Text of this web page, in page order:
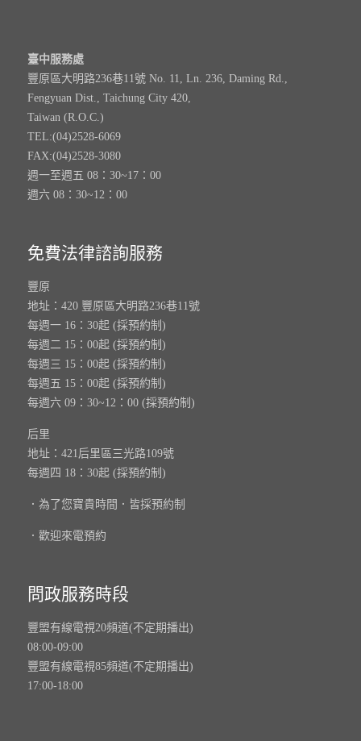
臺中服務處
豐原區大明路236巷11號 No. 11, Ln. 236, Daming Rd.,
Fengyuan Dist., Taichung City 420,
Taiwan (R.O.C.)
TEL:(04)2528-6069
FAX:(04)2528-3080
週一至週五 08：30~17：00
週六 08：30~12：00
免費法律諮詢服務
豐原
地址：420 豐原區大明路236巷11號
每週一 16：30起 (採預約制)
每週二 15：00起 (採預約制)
每週三 15：00起 (採預約制)
每週五 15：00起 (採預約制)
每週六 09：30~12：00 (採預約制)
后里
地址：421后里區三光路109號
每週四 18：30起 (採預約制)
．為了您寶貴時間．皆採預約制
．歡迎來電預約
問政服務時段
豐盟有線電視20頻道(不定期播出)
08:00-09:00
豐盟有線電視85頻道(不定期播出)
17:00-18:00